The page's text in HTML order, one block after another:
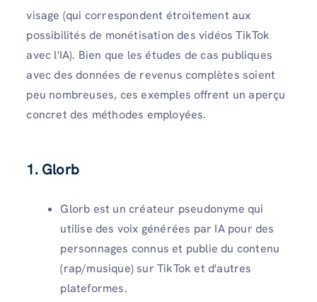
visage (qui correspondent étroitement aux
possibilités de monétisation des vidéos TikTok
avec l'IA). Bien que les études de cas publiques
avec des données de revenus complètes soient
peu nombreuses, ces exemples offrent un aperçu
concret des méthodes employées.
1. Glorb
Glorb est un créateur pseudonyme qui
utilise des voix générées par IA pour des
personnages connus et publie du contenu
(rap/musique) sur TikTok et d'autres
plateformes.